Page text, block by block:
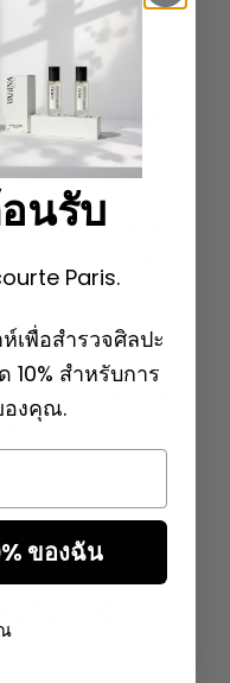
คำชมเชย
de
วามเข้มข้นที่แตก
บที่เข้มงวด ระดับ
จะเป็นหลักฐานว่า
ดยนักปรุงน้ำหอม
า แต่สิ่งสำคัญที่สุด
หนดคุณภาพของ
ทาง
นรับ
Paris.
เพื่อสำรวจศิลปะ
สำหรับการ
องคุณ.
ของฉัน